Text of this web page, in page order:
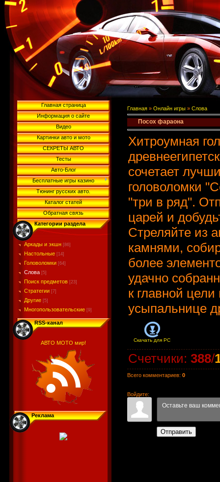
Главная страница
Информация о сайте
Видео
Картинки авто и мото
СЕКРЕТЫ АВТО
Тесты
Авто-Блог
Бесплатные игры казино
Тюнинг русских авто.
Каталог статей
Обратная связь
Категории раздела
Аркады и экшн [86]
Настольные [14]
Головоломки [64]
Слова [5]
Поиск предметов [23]
Стратегии [7]
Другие [5]
Многопользовательские [9]
RSS-канал
АВТО МОТО мир!
Реклама
Главная » Онлайн игры » Слова
Посох фараона
Хитроумная
сочетает
головоломки
"три в ряд".
царей и
Стреляйте из
камнями,
более
удачно
к главной
усыпальнице
Скачать для PC
Счетчики: 388/
Всего комментариев: 0
Войдите:
Отправить